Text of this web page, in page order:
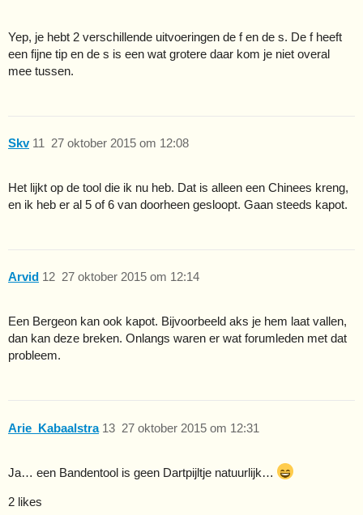
Yep, je hebt 2 verschillende uitvoeringen de f en de s. De f heeft
een fijne tip en de s is een wat grotere daar kom je niet overal
mee tussen.
Skv 27 oktober 2015 om 12:08
11
Het lijkt op de tool die ik nu heb. Dat is alleen een Chinees kreng,
en ik heb er al 5 of 6 van doorheen gesloopt. Gaan steeds kapot.
Arvid 27 oktober 2015 om 12:14
12
Een Bergeon kan ook kapot. Bijvoorbeeld aks je hem laat vallen,
dan kan deze breken. Onlangs waren er wat forumleden met dat
probleem.
Arie_Kabaalstra 27 oktober 2015 om 12:31
13
Ja… een Bandentool is geen Dartpijltje natuurlijk…
2 likes